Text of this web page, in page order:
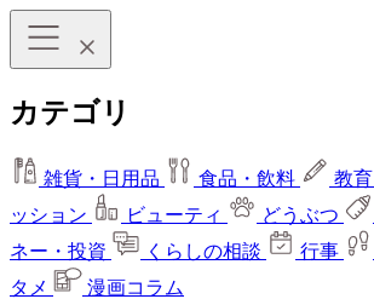
カテゴリ
雑貨・日用品 食品・飲料 教育
ッション
ビューティ どうぶつ
ネー・投資
くらしの相談 行事
タメ
漫画コラム